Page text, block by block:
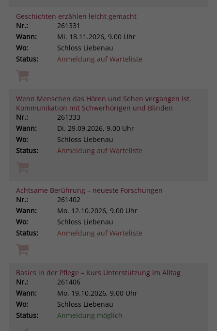
Geschichten erzählen leicht gemacht
Nr.:
261331
Wann:
Mi. 18.11.2026, 9.00 Uhr
Wo:
Schloss Liebenau
Status:
Anmeldung auf Warteliste
Wenn Menschen das Hören und Sehen vergangen ist.
Kommunikation mit Schwerhörigen und Blinden
Nr.:
261333
Wann:
Di. 29.09.2026, 9.00 Uhr
Wo:
Schloss Liebenau
Status:
Anmeldung auf Warteliste
Achtsame Berührung – neueste Forschungen
Nr.:
261402
Wann:
Mo. 12.10.2026, 9.00 Uhr
Wo:
Schloss Liebenau
Status:
Anmeldung auf Warteliste
Basics in der Pflege – Kurs Unterstützung im Alltag
Nr.:
261406
Wann:
Mo. 19.10.2026, 9.00 Uhr
Wo:
Schloss Liebenau
Status:
Anmeldung möglich